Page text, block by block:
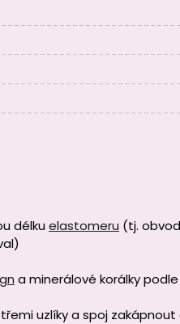
délku elastomeru (tj.
a minerálové korálky
uzlíky a spoj